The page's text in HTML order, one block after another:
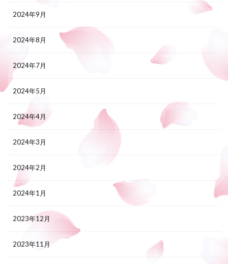
2024年9月
2024年8月
2024年7月
2024年5月
2024年4月
2024年3月
2024年2月
2024年1月
2023年12月
2023年11月